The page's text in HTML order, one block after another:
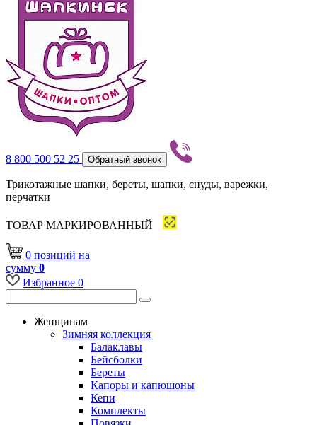
8 800 500 52 25 Обратный звонок
Трикотажные шапки, береты, шапки, снуды, варежки,
перчатки
ТОВАР МАРКИРОВАННЫЙ
0 позиций на
сумму 0
Избранное 0
Женщинам
Зимняя коллекция
Балаклавы
Бейсболки
Береты
Капоры и капюшоны
Кепи
Комплекты